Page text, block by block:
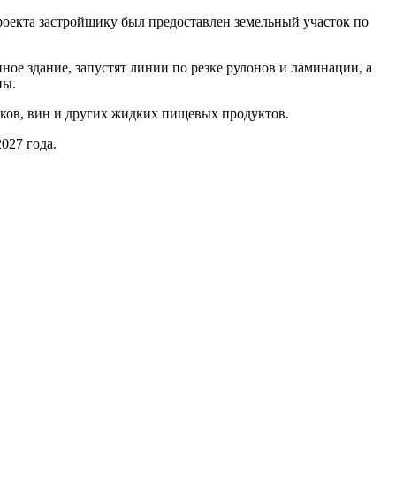
застройщику был предоставлен земельный участок по
здание, запустят линии по резке рулонов и ламинации, а
вин и других жидких пищевых продуктов.
года.